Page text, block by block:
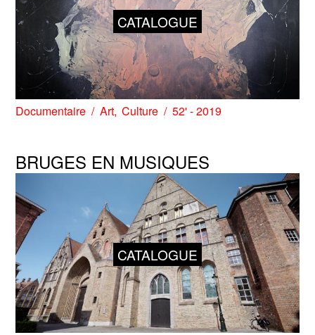
CATALOGUE
Documentaire Art Culture 52' - 2019
BRUGES EN MUSIQUES
CATALOGUE